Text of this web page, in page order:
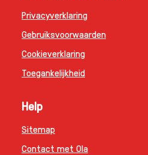
Privacyverklaring
Gebruiksvoorwaarden
Cookieverklaring
Cookie-instellingen
Help
Sitemap